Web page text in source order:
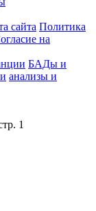
сайта Политика
на
БАДы и
анализы и
1